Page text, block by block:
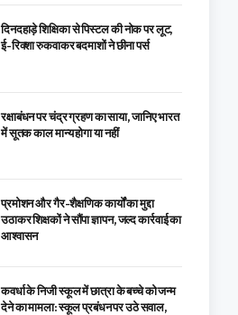
दिनदहाड़े शिक्षिका से पिस्टल की नोक पर लूट,
ई-रिक्शा रुकवाकर बदमाशों ने छीना पर्स
रक्षाबंधन पर चंद्र ग्रहण का साया, जानिए भारत
में सूतक काल मान्य होगा या नहीं
प्रमोशन और गैर-शैक्षणिक कार्यों का मुद्दा
उठाकर शिक्षकों ने सौंपा ज्ञापन, जल्द कार्रवाई का
आश्वासन
कवर्धा के निजी स्कूल में छात्रा के बच्चे को जन्म
देने का मामला: स्कूल प्रबंधन पर उठे सवाल,